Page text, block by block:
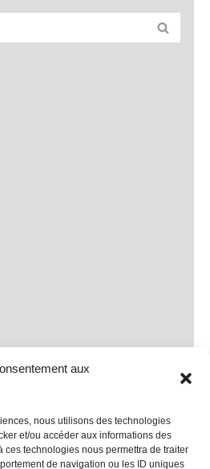
aux
nous utilisons des technologies
et/ou accéder aux informations des
ces technologies nous permettra de traiter
de navigation ou les ID uniques